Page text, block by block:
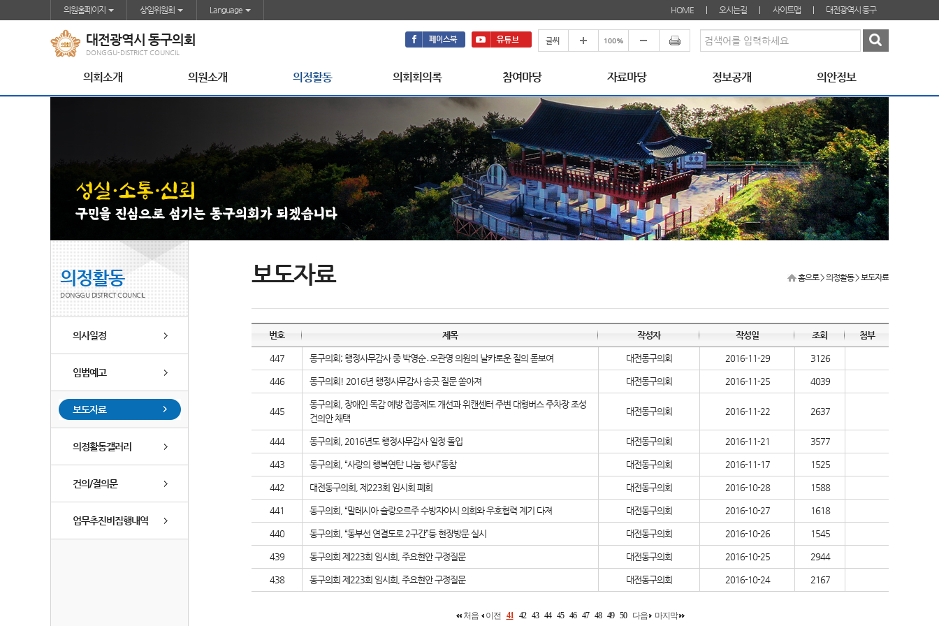
의원홈페이지 상임위원회 Language HOME 오시는길 사이트맵 대전광역시 동구
대전광역시 동구의회
DONGGU-DISTRICT COUNCIL
의회소개 의원소개 의정활동 의회회의록 참여마당 자료마당 정보공개 의안정보
의정활동
DONGGU DISTRICT COUNCIL
의사일정
입법예고
보도자료
의정활동갤러리
건의/결의문
업무추진비집행내역
보도자료 홈으로> 의정활동 >보도자료
번호 제목 작성자 작성일 조회 첨부
447 동구의회; 행정사무감사 중 박영순․오관영 의원의 날카로운 질의 돋보여 대전동구의회 2016-11-29 3126
446 동구의회! 2016년 행정사무감사 송곳 질문 쏟아져 대전동구의회 2016-11-25 4039
445
동구의회, 장애인 독감 예방 접종제도 개선과 위캔센터 주변 대형버스 주차장 조성
건의안 채택
대전동구의회 2016-11-22 2637
444 동구의회, 2016년도 행정사무감사 일정 돌입 대전동구의회 2016-11-21 3577
443 동구의회, “사랑의 행복연탄 나눔 행사”동참 대전동구의회 2016-11-17 1525
442 대전동구의회, 제223회 임시회 폐회 대전동구의회 2016-10-28 1588
441 동구의회, “말레시아 슬랑오르주 수방자야시 의회와 우호협력 계기 다져 대전동구의회 2016-10-27 1618
440 동구의회, “동부선 연결도로 2구간”등 현장방문 실시 대전동구의회 2016-10-26 1545
439 동구의회 제223회 임시회, 주요현안 구정질문 대전동구의회 2016-10-25 2944
438 동구의회 제223회 임시회, 주요현안 구정질문 대전동구의회 2016-10-24 2167
처음 이전 41 42 43 44 45 46 47 48 49 50 다음 마지막